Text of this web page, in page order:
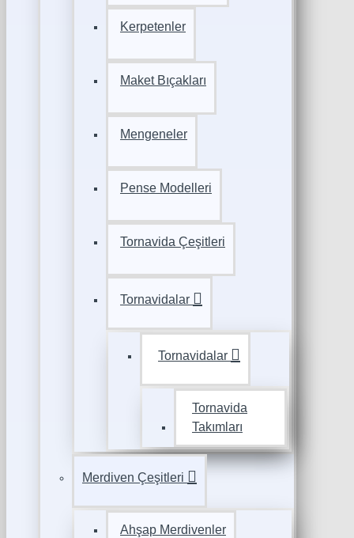
Kerpetenler
Maket Bıçakları
Mengeneler
Pense Modelleri
Tornavida Çeşitleri
Tornavidalar
Tornavidalar
Tornavida
Takımları
Merdiven Çeşitleri
Ahşap Merdivenler